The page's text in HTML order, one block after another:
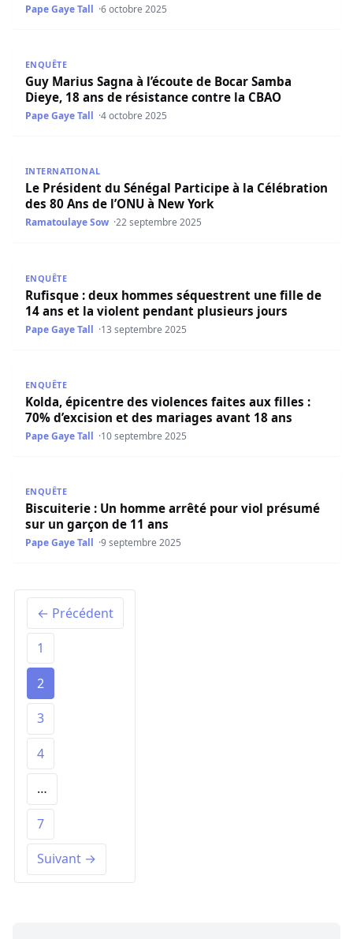
Pape Gaye Tall 6 octobre 2025
ENQUÊTE
Guy Marius Sagna à l’écoute de Bocar Samba
Dieye, 18 ans de résistance contre la CBAO
Pape Gaye Tall 4 octobre 2025
INTERNATIONAL
Le Président du Sénégal Participe à la Célébration
des 80 Ans de l’ONU à New York
Ramatoulaye Sow 22 septembre 2025
ENQUÊTE
Rufisque : deux hommes séquestrent une fille de
14 ans et la violent pendant plusieurs jours
Pape Gaye Tall 13 septembre 2025
ENQUÊTE
Kolda, épicentre des violences faites aux filles :
70% d’excision et des mariages avant 18 ans
Pape Gaye Tall 10 septembre 2025
ENQUÊTE
Biscuiterie : Un homme arrêté pour viol présumé
sur un garçon de 11 ans
Pape Gaye Tall 9 septembre 2025
← Précédent
1
2
3
4
…
7
Suivant →